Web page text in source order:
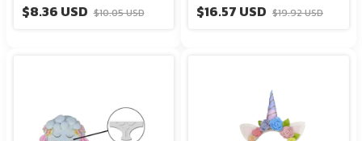
$8.36 USD $10.05 USD $16.57 USD $19.92 USD